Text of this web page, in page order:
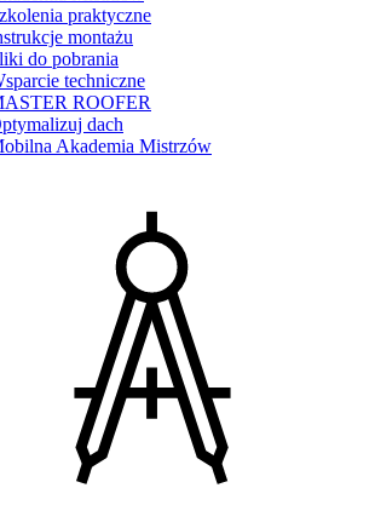
praktyczne
montażu
do pobrania
techniczne
ROOFER
dach
Akademia Mistrzów